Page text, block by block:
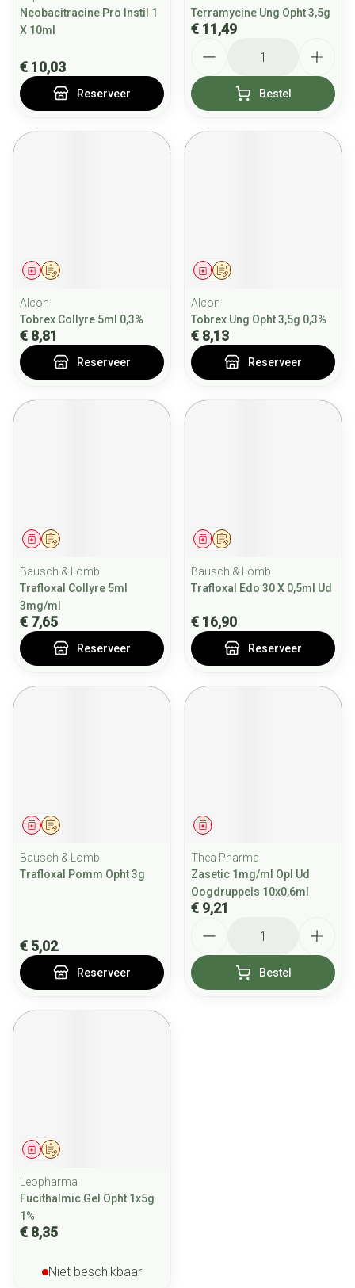
Neobacitracine Pro Instil 1
X 10ml
€ 10,03
Reserveer
Terramycine Ung Opht 3,5g
€ 11,49
Bestel
Op voorschrift
Geneesmiddel
Alcon
Tobrex Collyre 5ml 0,3%
€ 8,81
Reserveer
Op voorschrift
Geneesmiddel
Alcon
Tobrex Ung Opht 3,5g 0,3%
€ 8,13
Reserveer
Op voorschrift
Geneesmiddel
Bausch & Lomb
Trafloxal Collyre 5ml
3mg/ml
€ 7,65
Reserveer
Op voorschrift
Geneesmiddel
Bausch & Lomb
Trafloxal Edo 30 X 0,5ml Ud
€ 16,90
Reserveer
Op voorschrift
Geneesmiddel
Bausch & Lomb
Trafloxal Pomm Opht 3g
€ 5,02
Reserveer
Geneesmiddel
Thea Pharma
Zasetic 1mg/ml Opl Ud
Oogdruppels 10x0,6ml
€ 9,21
Bestel
Op voorschrift
Geneesmiddel
Leopharma
Fucithalmic Gel Opht 1x5g
1%
€ 8,35
Niet beschikbaar